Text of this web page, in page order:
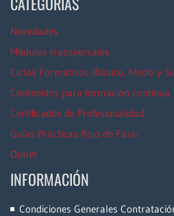
Novedades
Módulos transversales
Ciclos Formativos (Básico, Medio y
Contenidos para formación continua
Certificados de Profesionalidad
Guías Prácticas Rojo de Fassi
Outlet
INFORMACIÓN
Condiciones Generales